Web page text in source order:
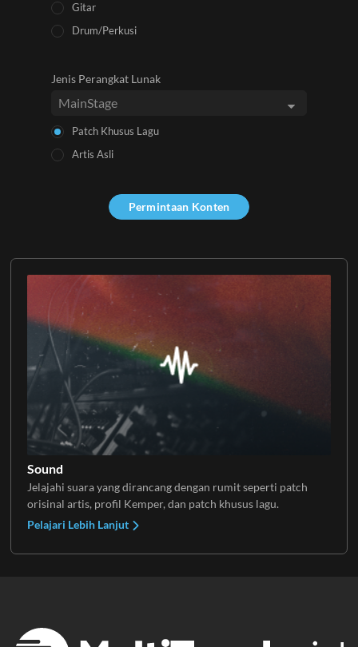
Sound
Jelajahi suara yang dirancang dengan rumit seperti patch
orisinal artis, profil Kemper, dan patch khusus lagu.
Pelajari Lebih Lanjut
Gitar
Drum/Perkusi
Jenis Perangkat Lunak
Patch Khusus Lagu
Artis Asli
Permintaan Konten